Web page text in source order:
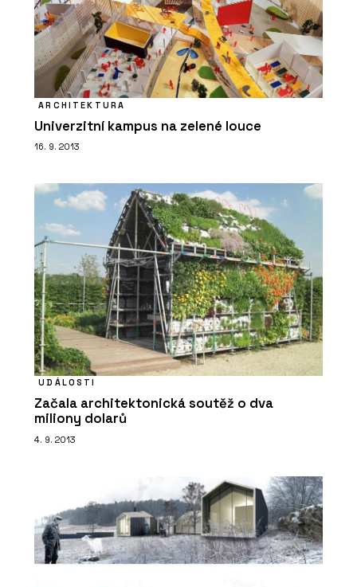
ARCHITEKTURA
Univerzitní kampus na zelené louce
16. 9. 2013
UDÁLOSTI
Začala architektonická soutěž o dva
miliony dolarů
4. 9. 2013